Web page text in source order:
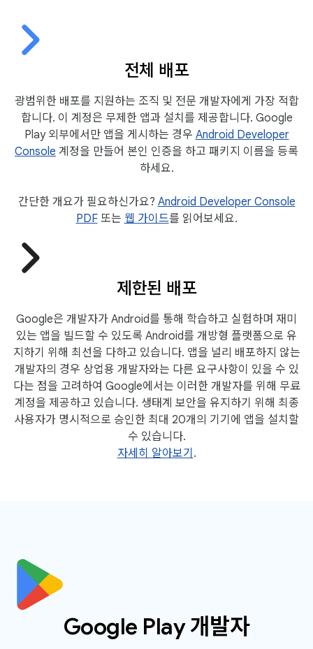
전체 배포
광범위한 배포를 지원하는 조직 및 전문 개발자에게 가장 적합
합니다. 이 계정은 무제한 앱과 설치를 제공합니다. Google
Play 외부에서만 앱을 게시하는 경우 Android Developer
Console 계정을 만들어 본인 인증을 하고 패키지 이름을 등록
하세요.
간단한 개요가 필요하신가요? Android Developer Console
PDF또는 웹 가이드를 읽어보세요.
제한된 배포
Google은 개발자가 Android를 통해 학습하고 실험하며 재미
있는 앱을 빌드할 수 있도록 Android를 개방형 플랫폼으로 유
지하기 위해 최선을 다하고 있습니다. 앱을 널리 배포하지 않는
개발자의 경우 상업용 개발자와는 다른 요구사항이 있을 수 있
다는 점을 고려하여 Google에서는 이러한 개발자를 위해 무료
계정을 제공하고 있습니다. 생태계 보안을 유지하기 위해 최종
사용자가 명시적으로 승인한 최대 20개의 기기에 앱을 설치할
수 있습니다.
자세히 알아보기 .
Google Play 개발자